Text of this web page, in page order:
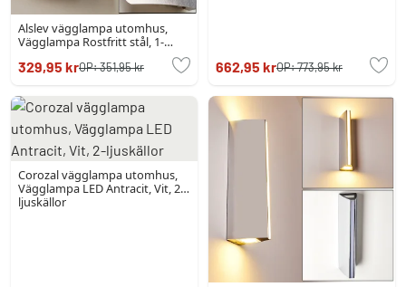
Alslev vägglampa utomhus,
Vägglampa Rostfritt stål, 1-
329,95 krOP:351,95 kr 662,95 krOP:773,95 kr
Corozal vägglampa utomhus,
Vägglampa LED Antracit, Vit, 2-
ljuskällor